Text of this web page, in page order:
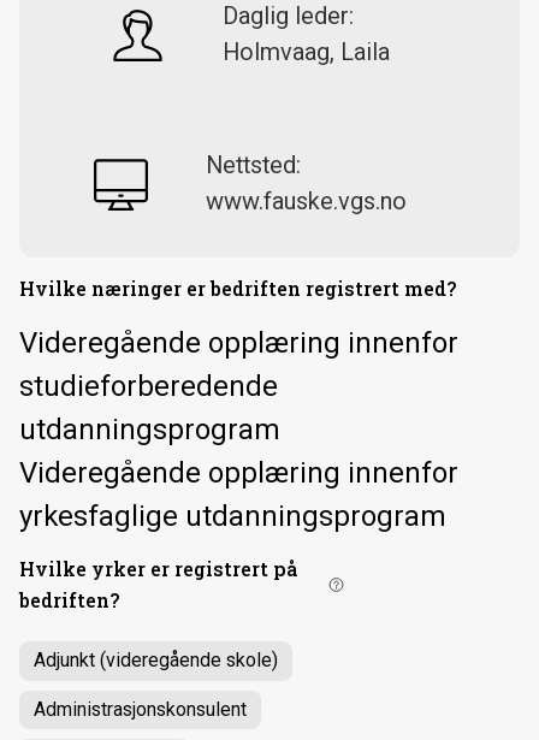
Daglig leder:
Holmvaag, Laila
Nettsted:
www.fauske.vgs.no
Hvilke næringer er bedriften registrert med?
Videregående opplæring innenfor
studieforberedende
utdanningsprogram
Videregående opplæring innenfor
yrkesfaglige utdanningsprogram
Hvilke yrker er registrert på
bedriften?
Adjunkt (videregående skole)
Administrasjonskonsulent